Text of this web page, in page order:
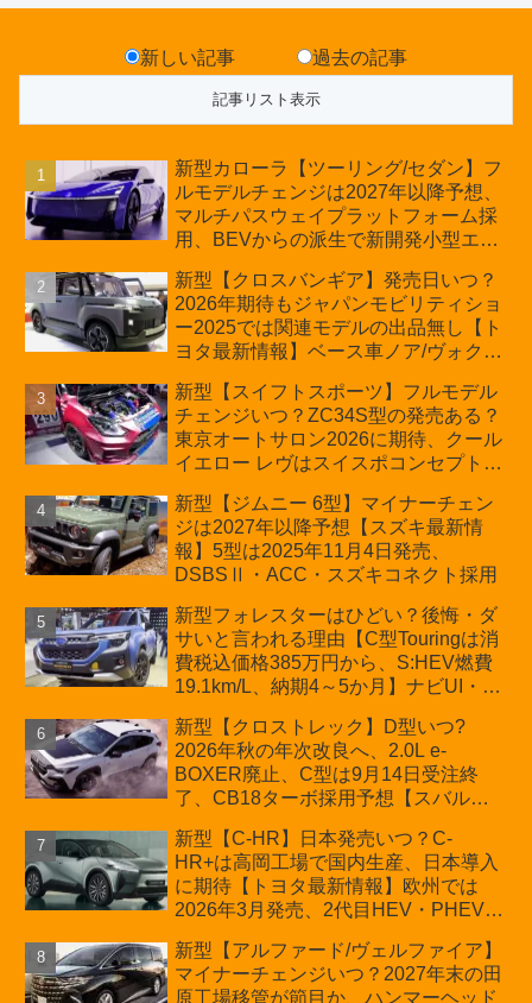
新しい記事 過去の記事
新型カローラ【ツーリング/セダン】フ
ルモデルチェンジは2027年以降予想、
マルチパスウェイプラットフォーム採
用、BEVからの派生で新開発小型エン
の採用は無しか【トヨタ最新情報】60
周年記念車発売
新型【クロスバンギア】発売日いつ？
2026年期待もジャパンモビリティショ
ー2025では関連モデルの出品無し【ト
ヨタ最新情報】ベース車ノア/ヴォクシ
ほか「コア」と「ツール」、デリカ
D:5対抗のクロスオーバーSUVミニバ
ン
新型【スイフトスポーツ】フルモデル
チェンジいつ？ZC34S型の発売ある？
東京オートサロン2026に期待、クール
イエロー レヴはスイスポコンセプト
プが争点【スズキ最新情報】特別仕様
車「ZC33S Final Edition」終了
新型【ジムニー 6型】マイナーチェン
ジは2027年以降予想【スズキ最新情
報】5型は2025年11月4日発売、
DSBSⅡ・ACC・スズキコネクト採用
新型フォレスターはひどい？後悔・ダ
サいと言われる理由【C型Touringは消
費税込価格385万円から、S:HEV燃費
19.1km/L、納期4～5か月】ナビUI・冬
カーオブザイヤーとJNCAP大賞受賞後
も残る注意点
新型【クロストレック】D型いつ?
2026年秋の年次改良へ、2.0L e-
BOXER廃止、C型は9月14日受注終
了、CB18ターボ採用予想【スバル最
新型【C-HR】日本発売いつ？C-
HR+は高岡工場で国内生産、日本導入
に期待【トヨタ最新情報】欧州では
2026年3月発売、2代目HEV・PHEVは
新型【アルファード/ヴェルファイア】
マイナーチェンジいつ？2027年末の田
原工場移管が節目か、ハンマーヘッド